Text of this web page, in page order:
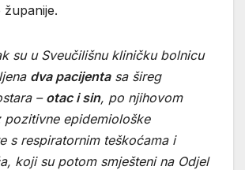
su u Sveučilišnu kliničku bolnicu
dva pacijentasa šireg
– otac i sin, po njihovom
pozitivne epidemiološke
s respiratornim teškoćama i
koji su potom smješteni na Odjel